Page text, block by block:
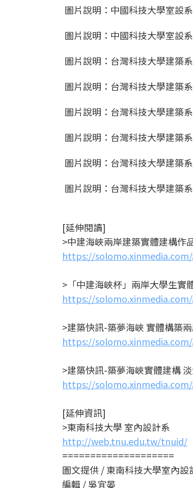
圖片說明：中國科技大學室設
圖片說明：中國科技大學室設
圖片說明：台灣科技大學建築
圖片說明：台灣科技大學建築
圖片說明：台灣科技大學建築
圖片說明：台灣科技大學建築
圖片說明：台灣科技大學建築
圖片說明：台灣科技大學建築
[延伸閱讀]
>中建海峽兩岸建築實體建構作
https://
>「中建海峽杯」兩岸大學生實
https://
>建築快訊-築夢海峽 實體構築
https://
>建築快訊-築夢海峽實體建構
https://
[延伸資訊]
>東南科技大學 室內設計系
http://web.tnu.edu.tw/tnuid/
====================
圖文提供 / 東南科技大學室內設
編輯 / 吳宜晏